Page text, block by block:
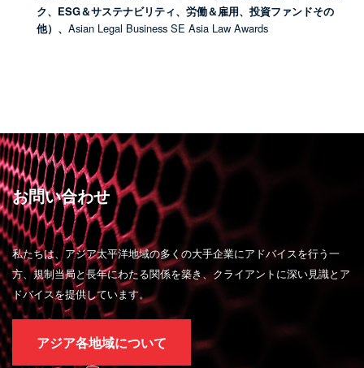
ク、ESG＆サステナビリティ、労働＆雇用、投資ファンドその
他）、 Asian Legal Business SE Asia Law Awards
お問い合わせ
私たちは、アジア太平洋地域の多くの大手企業にアドバイスを行う一
方、規制当局と長年にわたる関係を築き、クライアントに深い見識とア
ドバイスを提供しています。
アジア各地域について